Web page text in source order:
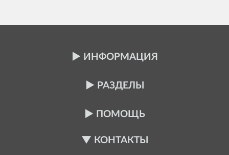
ИНФОРМАЦИЯ
РАЗДЕЛЫ
ПОМОЩЬ
КОНТАКТЫ